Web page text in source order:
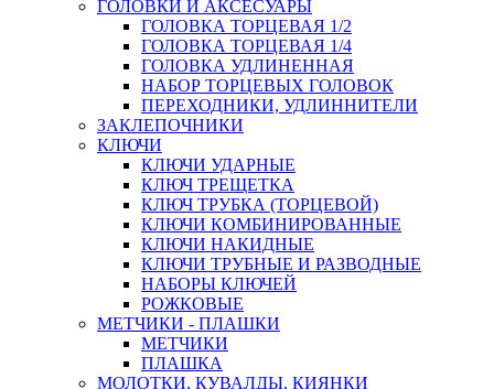
ГОЛОВКИ И АКСЕСУАРЫ
ГОЛОВКА ТОРЦЕВАЯ 1/2
ГОЛОВКА ТОРЦЕВАЯ 1/4
ГОЛОВКА УДЛИНЕННАЯ
НАБОР ТОРЦЕВЫХ ГОЛОВОК
ПЕРЕХОДНИКИ, УДЛИННИТЕЛИ
ЗАКЛЕПОЧНИКИ
КЛЮЧИ
КЛЮЧИ УДАРНЫЕ
КЛЮЧ ТРЕЩЕТКА
КЛЮЧ ТРУБКА (ТОРЦЕВОЙ)
КЛЮЧИ КОМБИНИРОВАННЫЕ
КЛЮЧИ НАКИДНЫЕ
КЛЮЧИ ТРУБНЫЕ И РАЗВОДНЫЕ
НАБОРЫ КЛЮЧЕЙ
РОЖКОВЫЕ
МЕТЧИКИ - ПЛАШКИ
МЕТЧИКИ
ПЛАШКА
МОЛОТКИ, КУВАЛДЫ, КИЯНКИ